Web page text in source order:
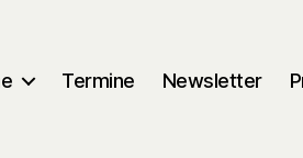
Termine Newsletter